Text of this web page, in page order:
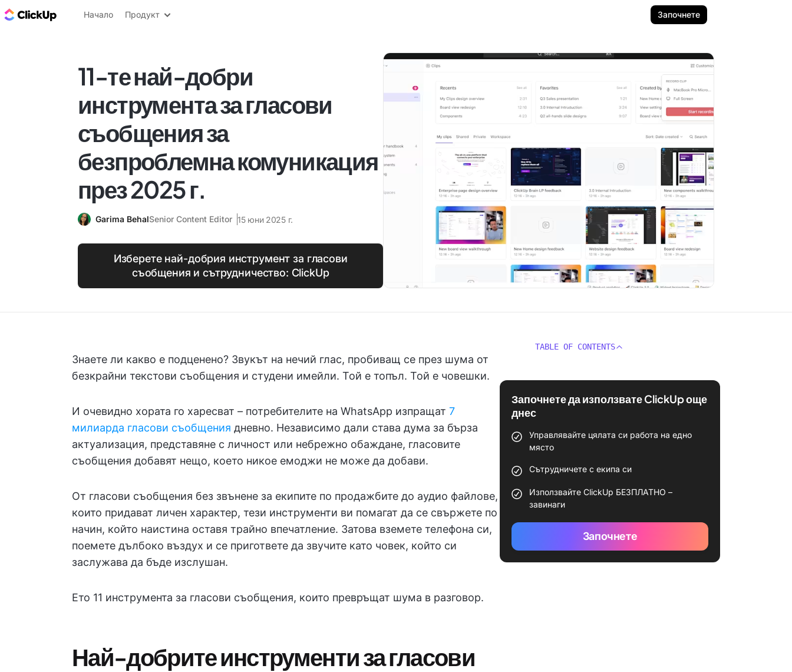
ClickUp блог
Начало Продукт Започнете
11-те най-добри
инструмента за гласови
съобщения за
безпроблемна комуникация
през 2025 г.
Garima BehalSenior Content Editor 15 юни 2025 г.
Изберете най-добрия инструмент за гласови
съобщения и сътрудничество: ClickUp
Знаете ли какво е подценено? Звукът на нечий глас, пробиващ се през шума от
безкрайни текстови съобщения и студени имейли. Той е топъл. Той е човешки.
И очевидно хората го харесват – потребителите на WhatsApp изпращат 7
милиарда гласови съобщения дневно. Независимо дали става дума за бърза
актуализация, представяне с личност или небрежно обаждане, гласовите
съобщения добавят нещо, което никое емоджи не може да добави.
От гласови съобщения без звънене за екипите по продажбите до аудио файлове,
които придават личен характер, тези инструменти ви помагат да се свържете по
начин, който наистина оставя трайно впечатление. Затова вземете телефона си,
поемете дълбоко въздух и се пригответе да звучите като човек, който си
заслужава да бъде изслушан.
Ето 11 инструмента за гласови съобщения, които превръщат шума в разговор.
Най-добрите инструменти за гласови
TABLE OF CONTENTS
Започнете да използвате ClickUp още
днес
Управлявайте цялата си работа на едно
място
Сътрудничете с екипа си
Използвайте ClickUp БЕЗПЛАТНО –
завинаги
Започнете